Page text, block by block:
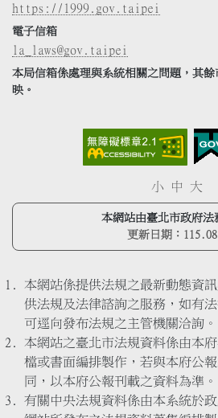
https://1999.gov.taipei
電子信箱
la_laws@gov.taipei
本局信箱係處理與系統相關之問題，其
映。
小 中 大
本網站由臺北市政府法
更新日期：
本網站係提供法規之最新動態資
供法規及法律諮詢之服務，如有
可逕向發布法規之主管機關洽詢。
本網站之臺北市法規資料係由本
檔或書面編排製作，若與本府公
同，以本府公報刊載之資料為準。
有關中央法規資料係由本系統於